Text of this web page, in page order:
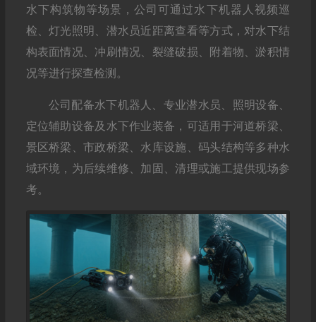
水下构筑物等场景，公司可通过水下机器人视频巡
检、灯光照明、潜水员近距离查看等方式，对水下结
构表面情况、冲刷情况、裂缝破损、附着物、淤积情
况等进行探查检测。
公司配备水下机器人、专业潜水员、照明设备、
定位辅助设备及水下作业装备，可适用于河道桥梁、
景区桥梁、市政桥梁、水库设施、码头结构等多种水
域环境，为后续维修、加固、清理或施工提供现场参
考。